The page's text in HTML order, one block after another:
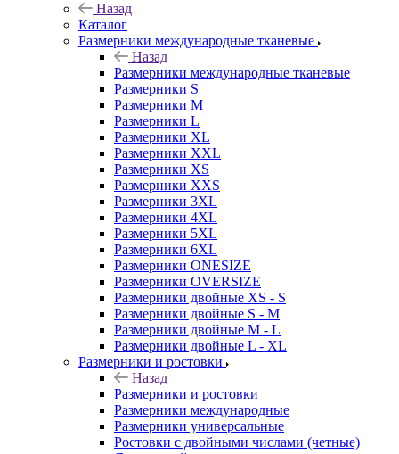
Назад
Каталог
Размерники международные тканевые
Назад
Размерники международные тканевые
Размерники S
Размерники M
Размерники L
Размерники XL
Размерники XXL
Размерники XS
Размерники XXS
Размерники 3XL
Размерники 4XL
Размерники 5XL
Размерники 6XL
Размерники ONESIZE
Размерники OVERSIZE
Размерники двойные XS - S
Размерники двойные S - M
Размерники двойные M - L
Размерники двойные L - XL
Размерники и ростовки
Назад
Размерники и ростовки
Размерники международные
Размерники универсальные
Ростовки с двойными числами (четные)